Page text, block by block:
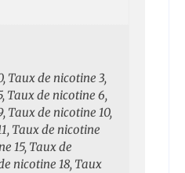
Taux de nicotine 3,
Taux de nicotine 6,
Taux de nicotine 10,
Taux de nicotine
15, Taux de
nicotine 18, Taux